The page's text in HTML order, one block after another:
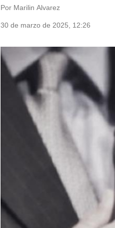
Por Marilin Alvarez
30 de marzo de 2025, 12:26